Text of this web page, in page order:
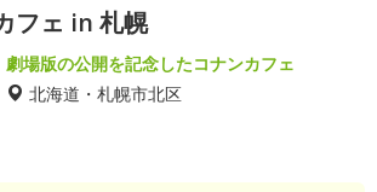
フェ in 札幌
劇場版の公開を記念したコナンカフェ
北海道・札幌市北区